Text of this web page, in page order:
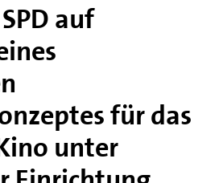
auf
für das
unter